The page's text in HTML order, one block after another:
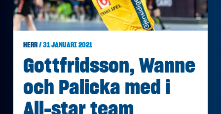
HERR/ 31 JANUARI 2021
Gottfridsson, Wanne
och Palicka med i
All-star team